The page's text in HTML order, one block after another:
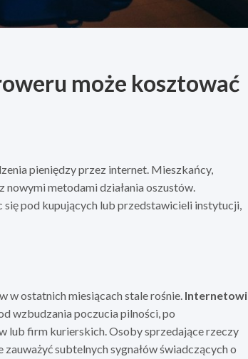
może kosztować
pieniędzy przez internet. Mieszkańcy,
metodami działania oszustów.
pod kupujących lub przedstawicieli instytucji,
w ostatnich miesiącach stale rośnie. Internetowi
wzbudzania poczucia pilności, po
lub firm kurierskich. Osoby sprzedające rzeczy
subtelnych sygnałów świadczących o